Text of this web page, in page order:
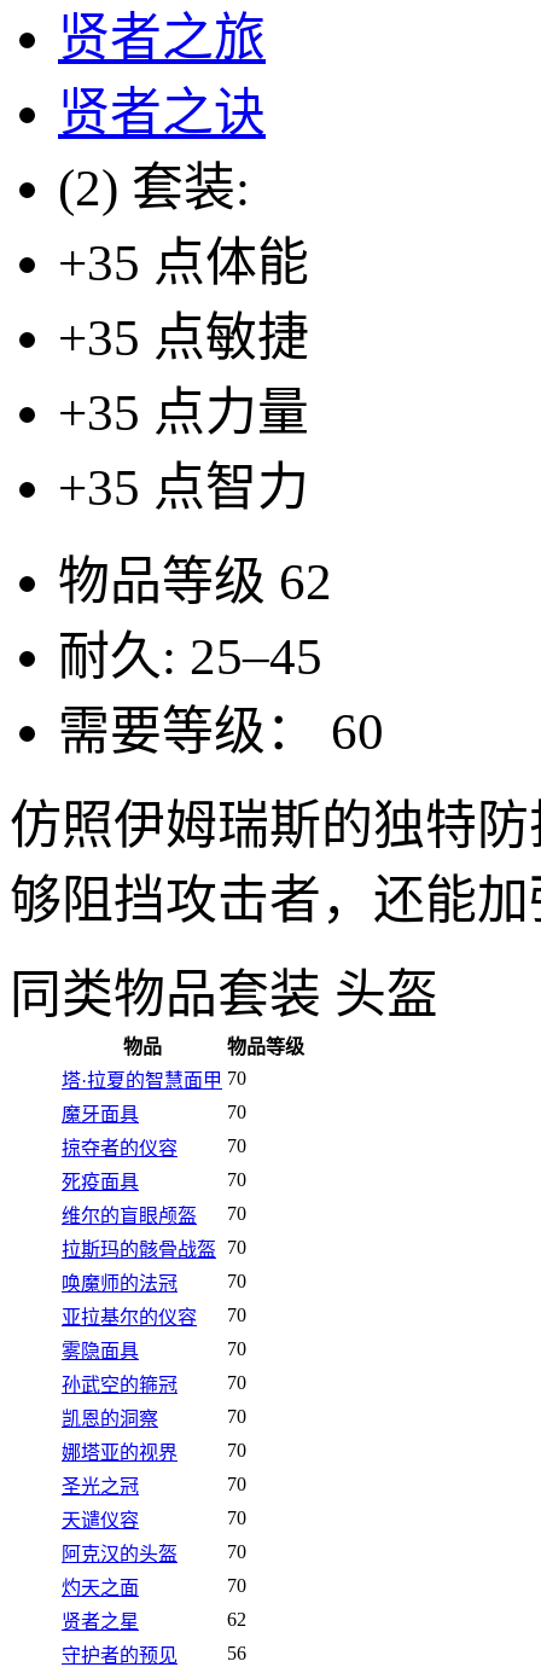
贤者之旅
贤者之诀
(2) 套装:
+35 点体能
+35 点敏捷
+35 点力量
+35 点智力
物品等级 62
耐久: 25–45
需要等级：
60
仿照伊姆瑞斯的独特
够阻挡攻击者，还能
同类物品套装 头盔
物品
物品等级
塔·拉夏的智慧面甲 70
魔牙面具
70
掠夺者的仪容
70
死疫面具
70
维尔的盲眼颅盔
70
拉斯玛的骸骨战盔
70
唤魔师的法冠
70
亚拉基尔的仪容
70
雾隐面具
70
孙武空的箍冠
70
凯恩的洞察
70
娜塔亚的视界
70
圣光之冠
70
天谴仪容
70
阿克汉的头盔
70
灼天之面
70
贤者之星
62
守护者的预见
56